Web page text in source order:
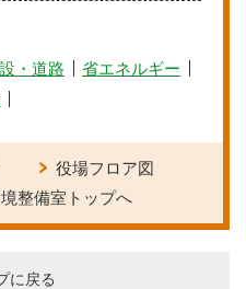
・道路
省エネルギー
役場フロア図
整備室トップへ
に戻る